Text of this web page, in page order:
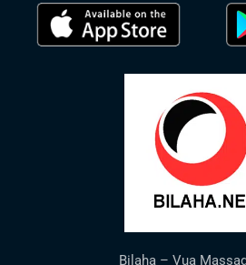
Bilaha – Vua